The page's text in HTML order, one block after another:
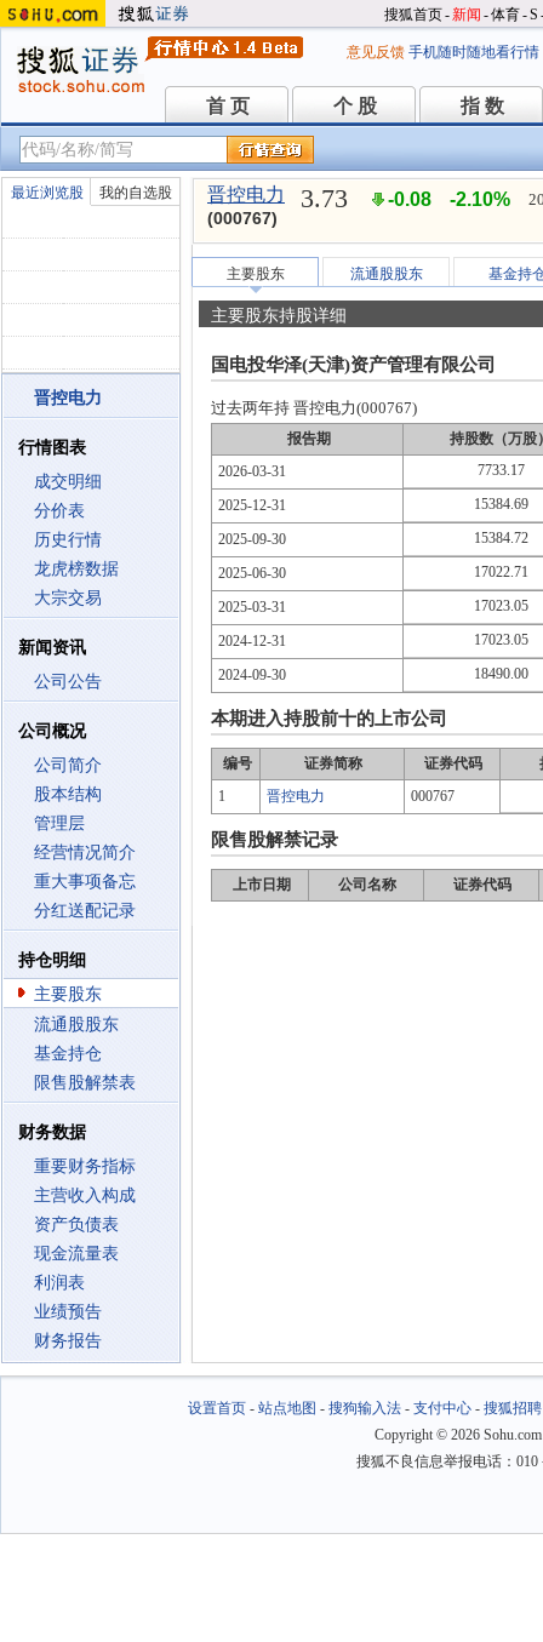
搜狐首页-新闻 -体育-S
意见反馈 手机随时随地看行情
首 页
首 页 个 股
个 股 指 数
指 数
最近浏览股 我的自选股
晋控电力
行情图表
成交明细
分价表
历史行情
龙虎榜数据
大宗交易
新闻资讯
公司公告
公司概况
公司简介
股本结构
管理层
经营情况简介
重大事项备忘
分红送配记录
持仓明细
主要股东
流通股股东
基金持仓
限售股解禁表
财务数据
重要财务指标
主营收入构成
资产负债表
现金流量表
利润表
业绩预告
财务报告
晋控电力
(000767)
3.73 -0.08 -2.10%
主要股东 流通股股东 基金持
主要股东持股详细
国电投华泽(天津)资产管理有限公司
过去两年持 晋控电力(000767)
报告期
持股数（万股
2026-03-31
7733.17
2025-12-31 15384.69
2025-09-30 15384.72
2025-06-30 17022.71
2025-03-31 17023.05
2024-12-31 17023.05
2024-09-30 18490.00
本期进入持股前十的上市公司
编号 证券简称 证券代码
1
晋控电力 000767
限售股解禁记录
上市日期 公司名称 证券代码
设置首页- 站点地图 - 搜狗输入法- 支付中心- 搜狐招聘
Copyright © 2026
搜狐不良信息举报电话：010